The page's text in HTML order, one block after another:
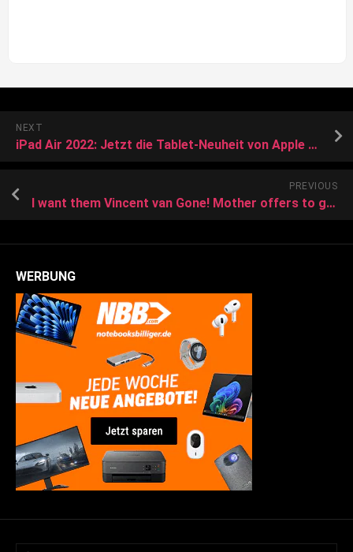
NEXT
iPad Air 2022: Jetzt die Tablet-Neuheit von Apple shoppen
PREVIOUS
I want them Vincent van Gone! Mother offers to give her two children away after they covered the house in black paint for an ‘art project’
WERBUNG